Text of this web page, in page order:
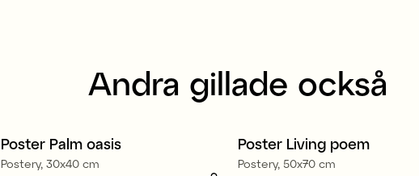
Andra gillade också
Nyhet
Poster Palm oasis
Postery, 30x40 cm
Nyhet
Poster Living poem
Postery, 50x70 cm